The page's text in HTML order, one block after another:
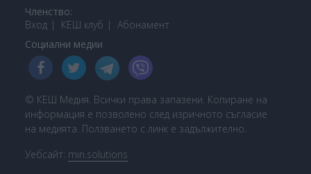
Членство:
Вход
КЕШ клуб Абонамент
Социални медии
© КЕШ Медия. Всички права запазени. Копиране на
информация е позволено след изричното съгласие
на медията. Ползването с линк е задължително.
Уебсайт: min.solutions